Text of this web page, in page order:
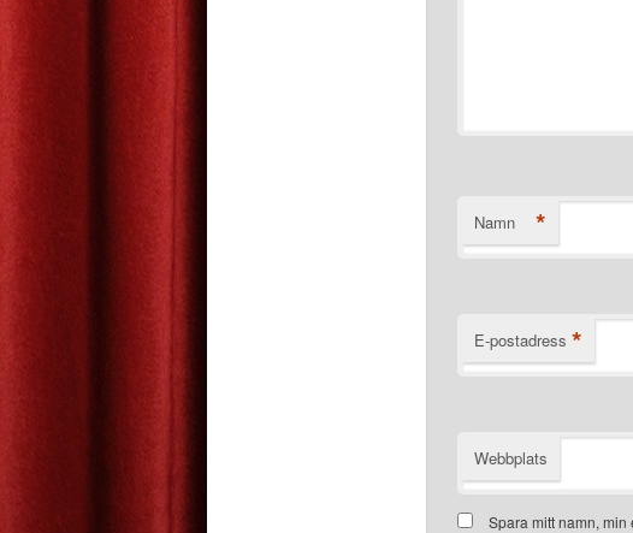
Namn *
E-postadress *
Webbplats
Spara mitt namn,